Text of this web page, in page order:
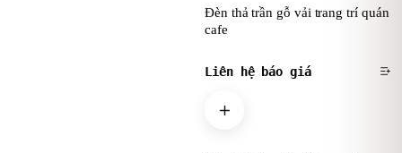
Đèn thả trần gỗ vải trang trí quán
cafe
Liên hệ báo giá